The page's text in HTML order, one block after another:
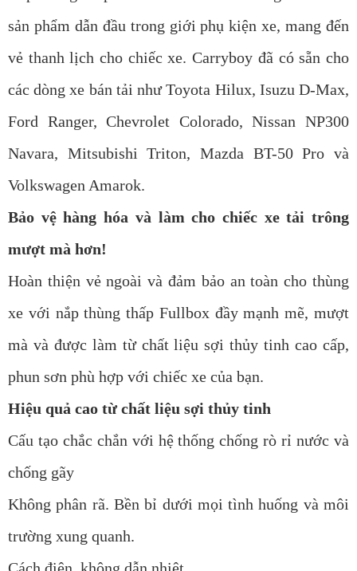
sản phẩm dẫn đầu trong giới phụ kiện xe, mang đến
vẻ thanh lịch cho chiếc xe. Carryboy đã có sẵn cho
các dòng xe bán tải như Toyota Hilux, Isuzu D-Max,
Ford Ranger, Chevrolet Colorado, Nissan NP300
Navara, Mitsubishi Triton, Mazda BT-50 Pro và
Volkswagen Amarok.
Bảo vệ hàng hóa và làm cho chiếc xe tải trông
mượt mà hơn!
Hoàn thiện vẻ ngoài và đảm bảo an toàn cho thùng
xe với nắp thùng thấp Fullbox đầy mạnh mẽ, mượt
mà và được làm từ chất liệu sợi thủy tinh cao cấp,
phun sơn phù hợp với chiếc xe của bạn.
Hiệu quả cao từ chất liệu sợi thủy tinh
Cấu tạo chắc chắn với hệ thống chống rò rỉ nước và
chống gãy
Không phân rã. Bền bỉ dưới mọi tình huống và môi
trường xung quanh.